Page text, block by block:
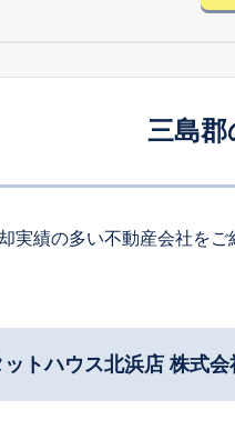
三島
実績の多い不動産会社を
ットハウス北浜店 株式